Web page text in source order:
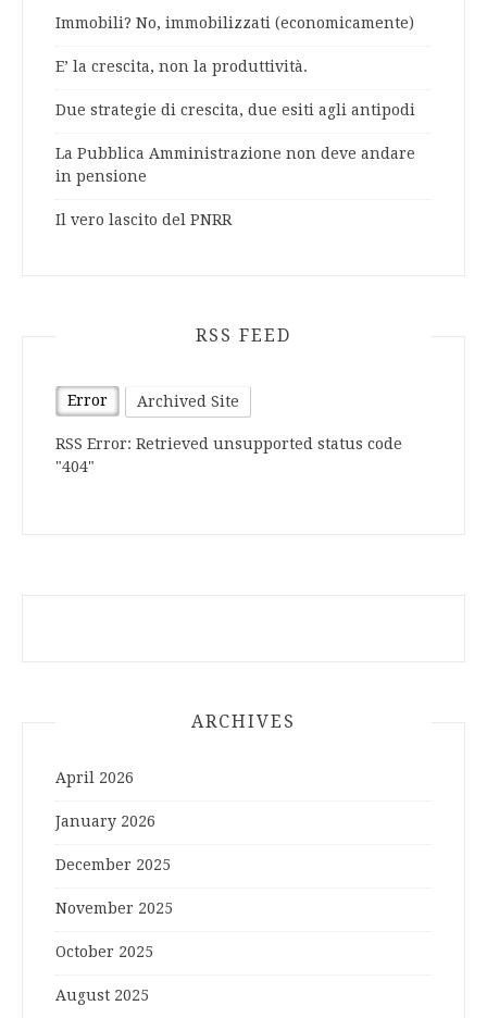
Immobili? No, immobilizzati (economicamente)
E’ la crescita, non la produttività.
Due strategie di crescita, due esiti agli antipodi
La Pubblica Amministrazione non deve andare
in pensione
Il vero lascito del PNRR
RSS FEED
Error Archived Site
RSS Error: Retrieved unsupported status code
"404"
ARCHIVES
April 2026
January 2026
December 2025
November 2025
October 2025
August 2025